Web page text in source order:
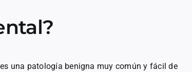
una patología benigna muy común y fácil de